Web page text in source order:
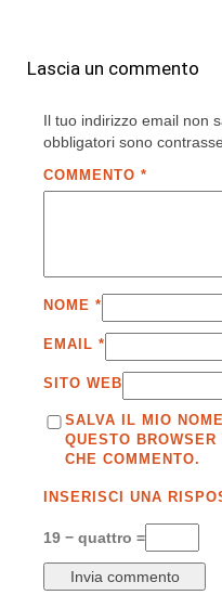
Lascia un commento
Il tuo indirizzo email non
obbligatori sono
COMMENTO *
NOME *
EMAIL *
SITO WEB
SALVA IL MIO
QUESTO
CHE COMMENTO.
INSERISCI UNA
19 − quattro =